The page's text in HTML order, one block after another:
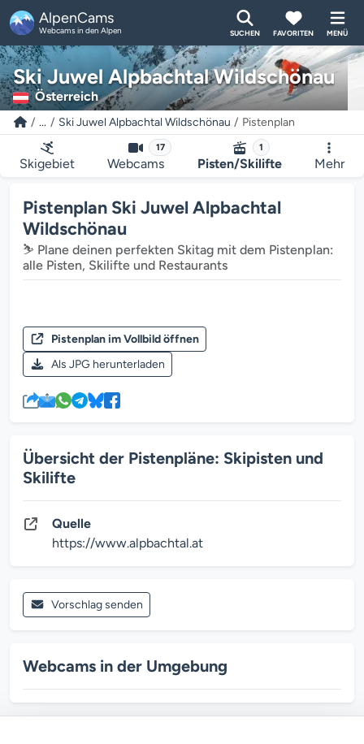
AlpenCams
Webcams in den Alpen SUCHEN FAVORITEN MENÜ
Ski Juwel Alpbachtal Wildschönau
Österreich
... Ski Juwel Alpbachtal Wildschönau Pistenplan
Skigebiet
17
Webcams
1
Pisten/Skilifte Mehr
Pistenplan Ski Juwel Alpbachtal
Wildschönau
⛷️ Plane deinen perfekten Skitag mit dem Pistenplan:
alle Pisten, Skilifte und Restaurants
Pistenplan im Vollbild öffnen
Als JPG herunterladen
Übersicht der Pistenpläne: Skipisten und
Skilifte
Quelle
https://www.alpbachtal.at
Vorschlag senden
Webcams in der Umgebung